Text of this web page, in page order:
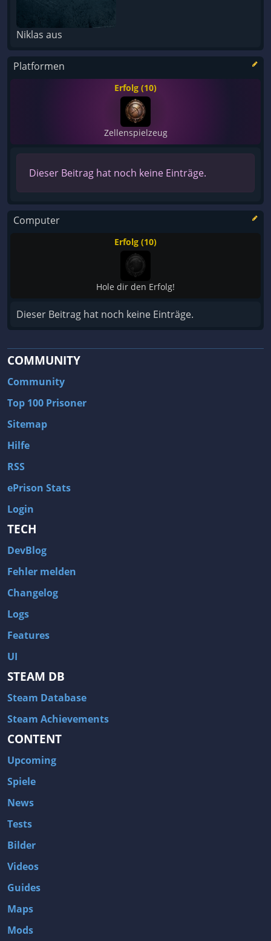
Niklas aus
Platformen
Erfolg (10)
Zellenspielzeug
Dieser Beitrag hat noch keine Einträge.
Computer
Erfolg (10)
Hole dir den Erfolg!
Dieser Beitrag hat noch keine Einträge.
COMMUNITY
Community
Top 100 Prisoner
Sitemap
Hilfe
RSS
ePrison Stats
Login
TECH
DevBlog
Fehler melden
Changelog
Logs
Features
UI
STEAM DB
Steam Database
Steam Achievements
CONTENT
Upcoming
Spiele
News
Tests
Bilder
Videos
Guides
Maps
Mods